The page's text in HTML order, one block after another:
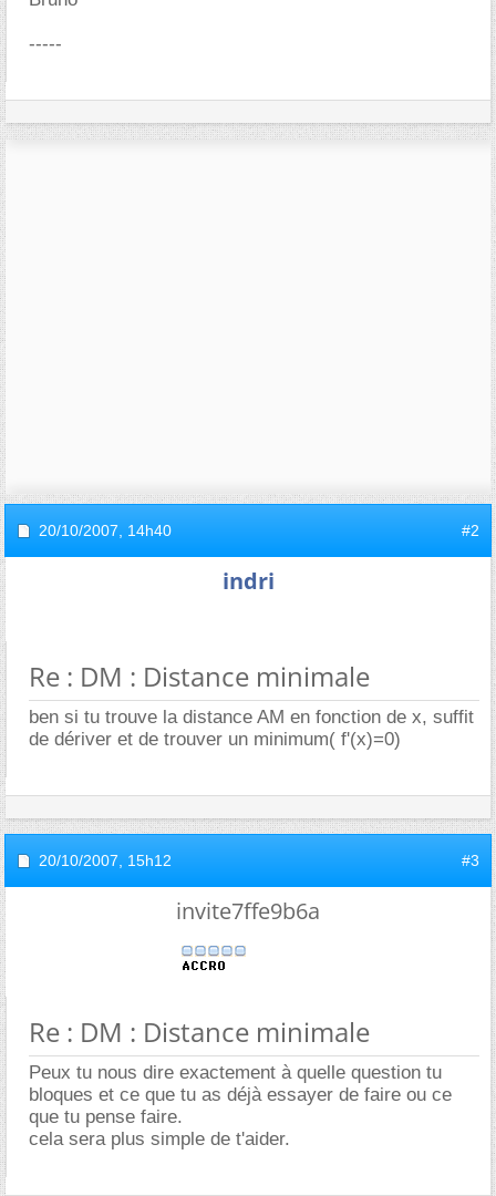
-----
20/10/2007, 14h40 #2
indri
Re : DM : Distance minimale
ben si tu trouve la distance AM en fonction de x, suffit
de dériver et de trouver un minimum( f'(x)=0)
20/10/2007, 15h12 #3
invite7ffe9b6a
Re : DM : Distance minimale
Peux tu nous dire exactement à quelle question tu
bloques et ce que tu as déjà essayer de faire ou ce
que tu pense faire.
cela sera plus simple de t'aider.